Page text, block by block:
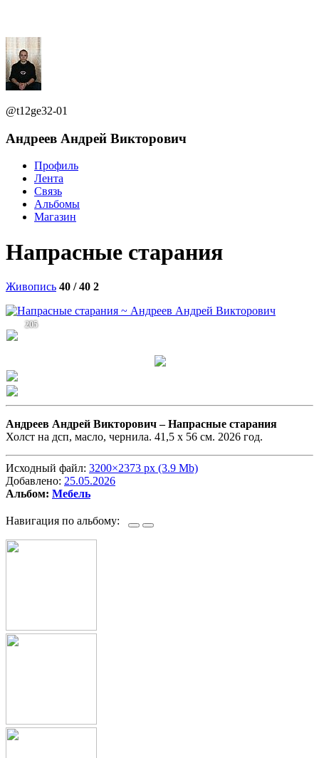
@t12ge32-01
Андреев Андрей Викторович
Профиль
Лента
Связь
Альбомы
Магазин
Напрасные старания
Живопись 40 / 40 2
205
Андреев Андрей Викторович –Напрасные старания
Холст на дсп, масло, чернила. 41,5 х 56 см. 2026 год.
Исходный файл: 3200×2373 px (3.9 Mb)
Добавлено: 25.05.2026
Альбом: Мебель
Навигация по альбому: